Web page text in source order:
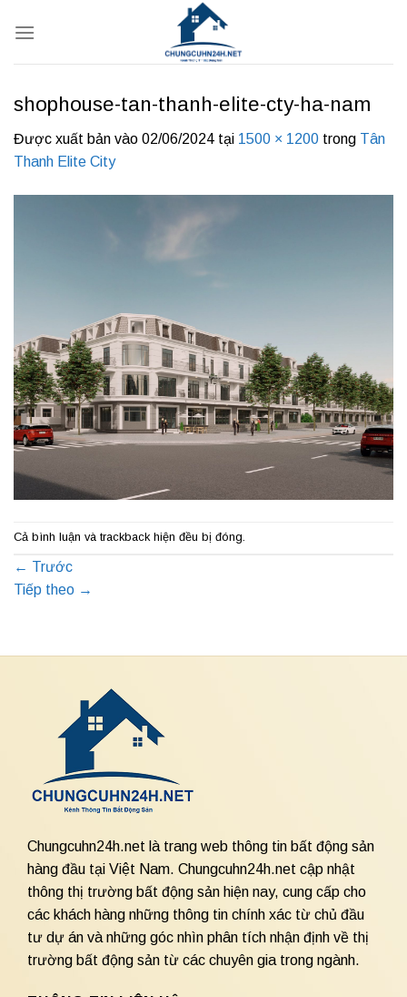
qua
shophouse-tan-thanh-elite-cty-ha-nam
Được xuất bản vào 02/06/2024 tại 1500 × 1200 trong Tân
Thanh Elite City
Cả bình luận và trackback hiện đều bị đóng.
← Trước
Tiếp theo →
Chungcuhn24h.net là trang web thông tin bất động sản
hàng đầu tại Việt Nam. Chungcuhn24h.net cập nhật
thông thị trường bất động sản hiện nay, cung cấp cho
các khách hàng những thông tin chính xác từ chủ đầu
tư dự án và những góc nhìn phân tích nhận định về thị
trường bất động sản từ các chuyên gia trong ngành.